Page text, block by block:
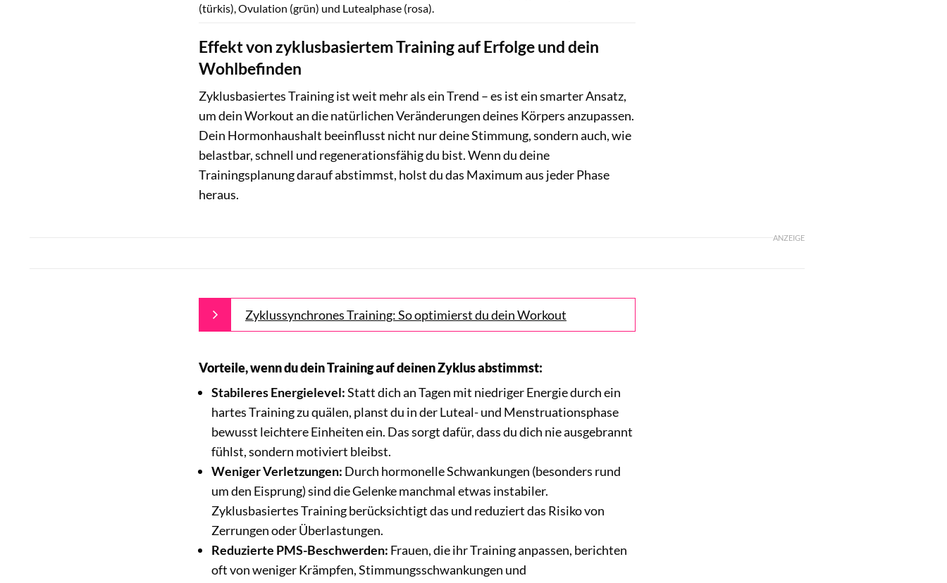
(türkis), Ovulation (grün) und Lutealphase (rosa).
Effekt von zyklusbasiertem Training auf Erfolge und dein
Wohlbefinden
Zyklusbasiertes Training ist weit mehr als ein Trend – es ist ein smarter Ansatz,
um dein Workout an die natürlichen Veränderungen deines Körpers anzupassen.
Dein Hormonhaushalt beeinflusst nicht nur deine Stimmung, sondern auch, wie
belastbar, schnell und regenerationsfähig du bist. Wenn du deine
Trainingsplanung darauf abstimmst, holst du das Maximum aus jeder Phase
heraus.
ANZEIGE
Zyklussynchrones Training: So optimierst du dein Workout
Vorteile, wenn du dein Training auf deinen Zyklus abstimmst:
Stabileres Energielevel:Statt dich an Tagen mit niedriger Energie durch ein
hartes Training zu quälen, planst du in der Luteal- und Menstruationsphase
bewusst leichtere Einheiten ein. Das sorgt dafür, dass du dich nie ausgebrannt
fühlst, sondern motiviert bleibst.
Weniger Verletzungen: Durch hormonelle Schwankungen (besonders rund
um den Eisprung) sind die Gelenke manchmal etwas instabiler.
Zyklusbasiertes Training berücksichtigt das und reduziert das Risiko von
Zerrungen oder Überlastungen.
Reduzierte PMS-Beschwerden: Frauen, die ihr Training anpassen, berichten
oft von weniger Krämpfen, Stimmungsschwankungen und